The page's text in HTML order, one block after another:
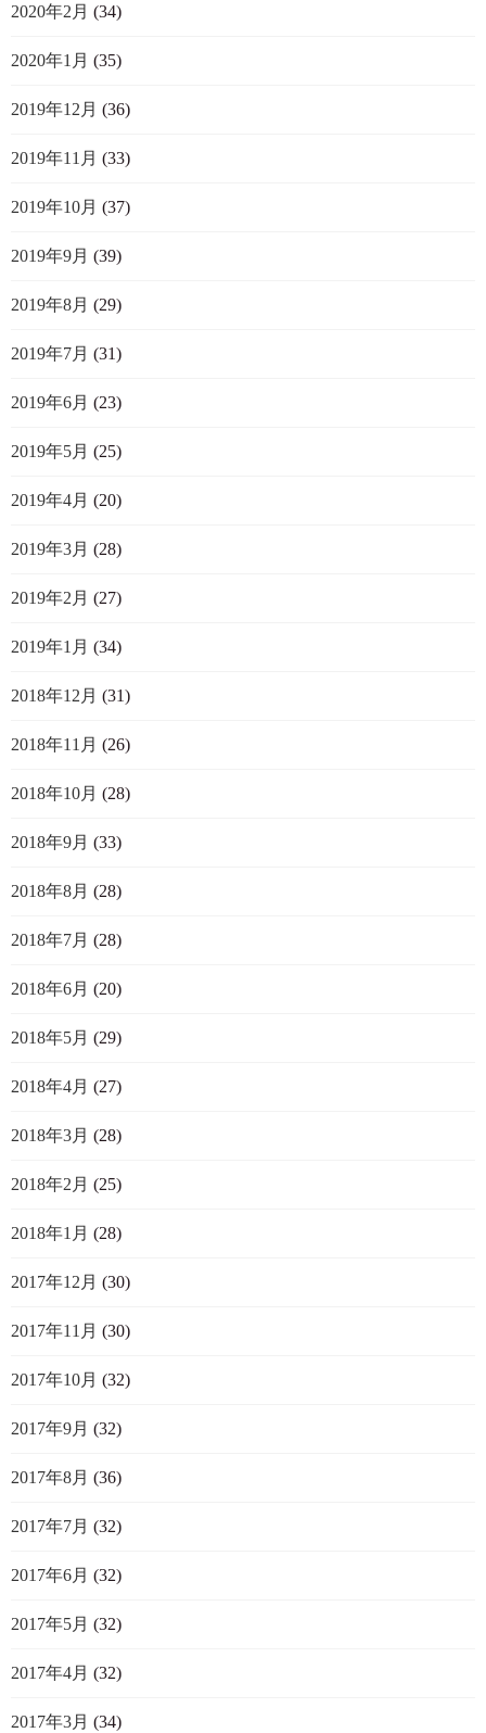
2020年2月 (34)
2020年1月 (35)
2019年12月 (36)
2019年11月 (33)
2019年10月 (37)
2019年9月 (39)
2019年8月 (29)
2019年7月 (31)
2019年6月 (23)
2019年5月 (25)
2019年4月 (20)
2019年3月 (28)
2019年2月 (27)
2019年1月 (34)
2018年12月 (31)
2018年11月 (26)
2018年10月 (28)
2018年9月 (33)
2018年8月 (28)
2018年7月 (28)
2018年6月 (20)
2018年5月 (29)
2018年4月 (27)
2018年3月 (28)
2018年2月 (25)
2018年1月 (28)
2017年12月 (30)
2017年11月 (30)
2017年10月 (32)
2017年9月 (32)
2017年8月 (36)
2017年7月 (32)
2017年6月 (32)
2017年5月 (32)
2017年4月 (32)
2017年3月 (34)